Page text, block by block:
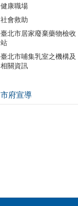
健康職場
社會救助
臺北市居家廢棄藥物檢收
站
臺北市哺集乳室之機構及
相關資訊
市府宣導